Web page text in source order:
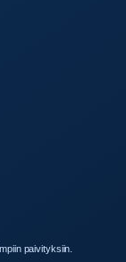
paivityksiin.